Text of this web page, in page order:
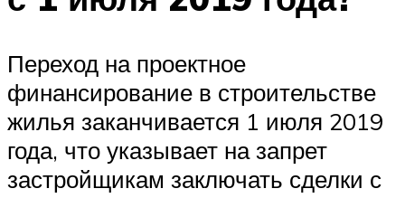
Переход на проектное
финансирование в строительстве
жилья заканчивается 1 июля 2019
года, что указывает на запрет
застройщикам заключать сделки с